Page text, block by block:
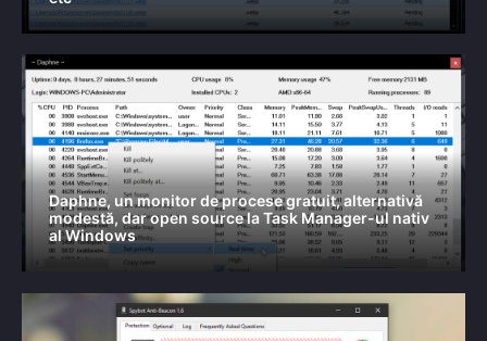
Daphne, un monitor de procese gratuit, alternativă
modestă, dar open source la Task Manager-ul nativ
al Windows